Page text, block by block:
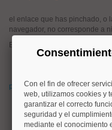
el enlace que has pinchado, o
navegador, no corresponde a
Esto puede haber ocurrido
has pinchado un
prueba a buscar lo que
Con el fin de ofrecer
web, utilizamos cookies y
garantizar el correcto
seguridad y el
mediante el conocimiento